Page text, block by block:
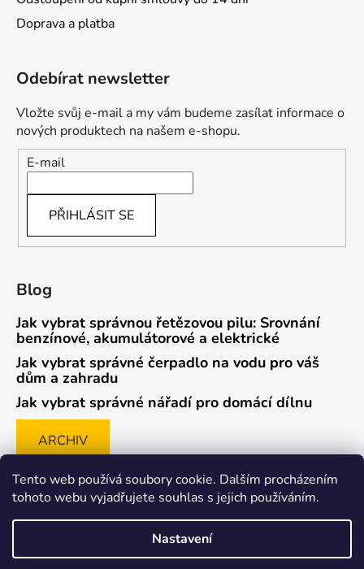
Tento web používá soubory cookie. Dalším procházením
tohoto webu vyjadřujete souhlas s jejich používáním.
Nastavení
Doprava a platba
Odebírat newsletter
Vložte svůj e-mail a my vám budeme zasílat informace o
nových produktech na našem e-shopu.
E-mail
PŘIHLÁSIT SE
Blog
Jak vybrat správnou řetězovou pilu: Srovnání
benzínové, akumulátorové a elektrické
Jak vybrat správné čerpadlo na vodu pro váš
dům a zahradu
Jak vybrat správné nářadí pro domácí dílnu
ARCHIV
Způsob ověřování recenzí